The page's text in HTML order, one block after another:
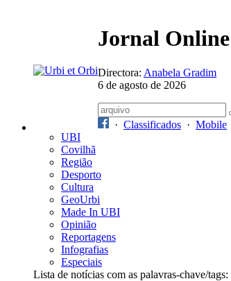
Jornal
Directora: Anabela Gradim
6 de agosto de 2026
· Classificados · Mobile
UBI
Covilhã
Região
Desporto
Cultura
GeoUrbi
Made In UBI
Opinião
Reportagens
Infografias
Especiais
Lista de notícias com as palavras-chave/